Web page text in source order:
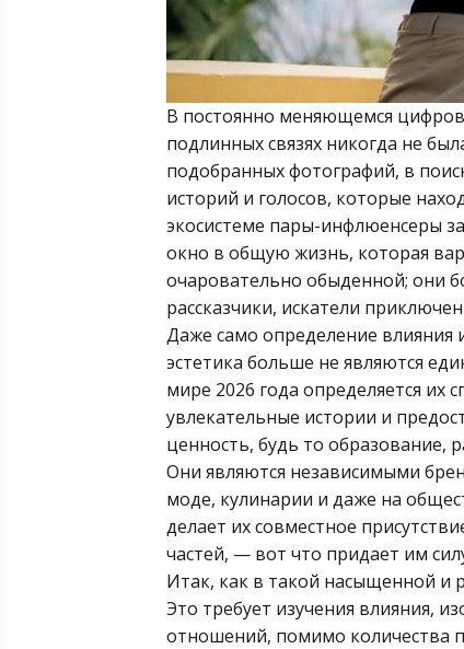
В постоянно меняющемся
подлинных связях никогда не
подобранных фотографий, в
историй и голосов, которые
экосистеме пары-инфлюенсеры
окно в общую жизнь, которая
очаровательно обыденной; они
рассказчики, искатели
Даже само определение влияния
эстетика больше не являются
мире 2026 года определяется их
увлекательные истории и
ценность, будь то образование,
Они являются независимыми
моде, кулинарии и даже на
делает их совместное
частей, — вот что придает им
Итак, как в такой насыщенной и
Это требует изучения влияния,
отношений, помимо количества